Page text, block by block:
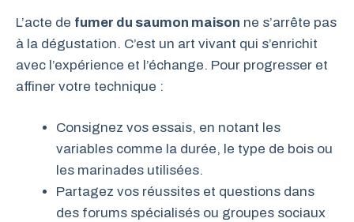
L’acte de fumer du saumon maison ne s’arrête pas
à la dégustation. C’est un art vivant qui s’enrichit
avec l’expérience et l’échange. Pour progresser et
affiner votre technique :
Consignez vos essais, en notant les
variables comme la durée, le type de bois ou
les marinades utilisées.
Partagez vos réussites et questions dans
des forums spécialisés ou groupes sociaux